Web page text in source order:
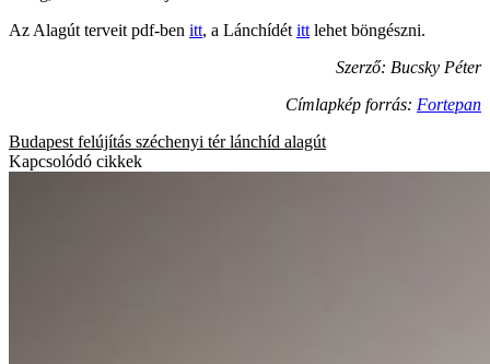
Az Alagút terveit pdf-ben itt, a Lánchídét itt lehet böngészni.
Szerző: Bucsky Péter
Címlapkép forrás: Fortepan
Budapest felújítás széchenyi tér lánchíd alagút
Kapcsolódó cikkek